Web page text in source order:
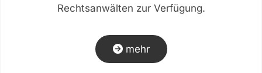
Rechtsanwälten zur Verfügung.
mehr